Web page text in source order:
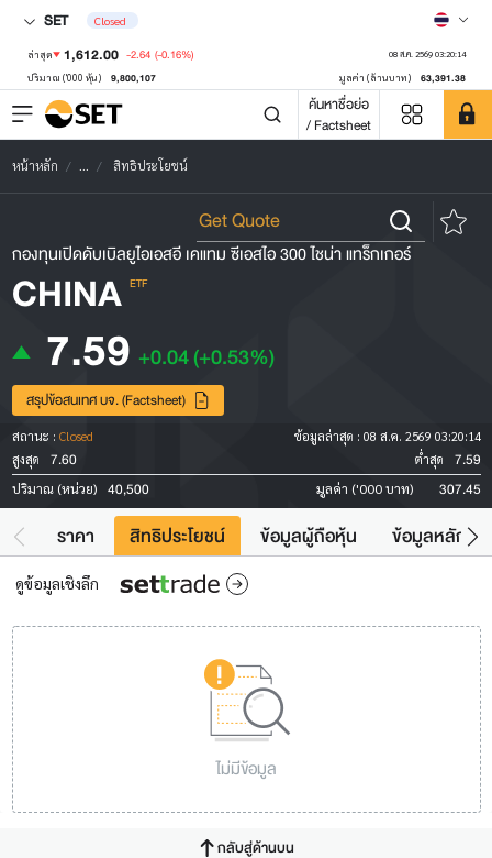
SET Closed
ล่าสุด 1,612.00 -2.64 (-0.16%) 08 ส.ค. 2569 03:20:14
ปริมาณ ('000 หุ้น) 9,800,107 มูลค่า (ล้านบาท) 63,391.38
ค้นหาชื่อย่อ
/ Factsheet
หน้าหลัก ... สิทธิประโยชน์
กองทุนเปิดดับเบิลยูไอเอสอี เคแทม ซีเอสไอ 300 ไชน่า แทร็กเกอร์
CHINA ETF
7.59 +0.04(+0.53%)
สรุปข้อสนเทศ บจ. (Factsheet)
สถานะ : Closed ข้อมูลล่าสุด : 08 ส.ค. 2569 03:20:14
สูงสุด
7.60 ต่ำสุด 7.59
ปริมาณ (หน่วย) 40,500 มูลค่า ('000 บาท) 307.45
ราคา สิทธิประโยชน์ ข้อมูลผู้ถือหุ้น ข้อมูลหลักท
ดูข้อมูลเชิงลึก
ไม่มีข้อมูล
กลับสู่ด้านบน